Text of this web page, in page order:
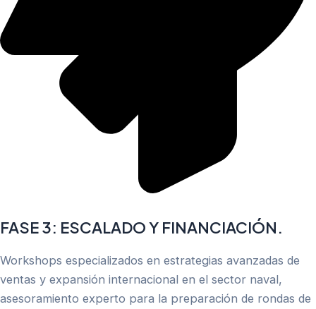
FASE 3: ESCALADO Y FINANCIACIÓN.
Workshops especializados en estrategias avanzadas de
ventas y expansión internacional en el sector naval,
asesoramiento experto para la preparación de rondas de